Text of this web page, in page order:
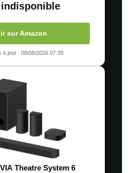
sur Amazon
à jour : 08/08/2026 07:39
Theatre System 6